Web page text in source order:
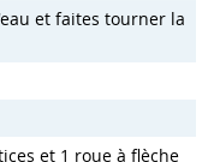
et faites tourner la
et 1 roue à flèche